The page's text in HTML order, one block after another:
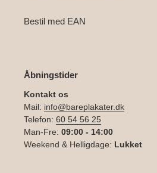
Bestil med EAN
Åbningstider
Kontakt os
Mail: info@bareplakater.dk
Telefon: 60 54 56 25
Man-Fre: 09:00 - 14:00
Weekend & Helligdage: Lukket